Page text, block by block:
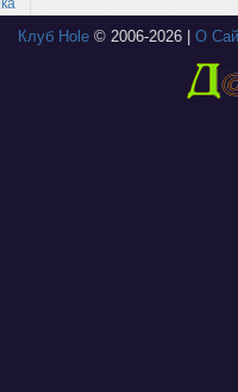
Клуб Hole© 2006-2026 | О